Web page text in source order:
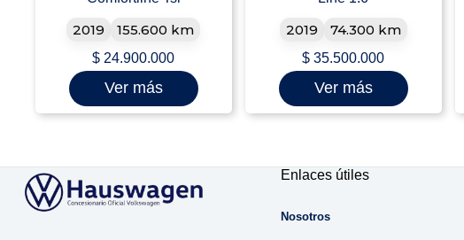
2019 155.600 km
$ 24.900.000
Ver más
2019 74.300 km
$ 35.500.000
Ver más
Enlaces útiles
Nosotros